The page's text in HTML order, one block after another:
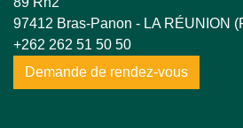
97412 Bras-Panon - LA RÉUNION
+262 262 51 50 50
Demande de rendez-vous